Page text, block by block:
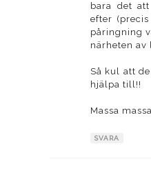
bara det
efter
påringning
närheten av
Så kul att
hjälpa till!!
Massa
SVARA